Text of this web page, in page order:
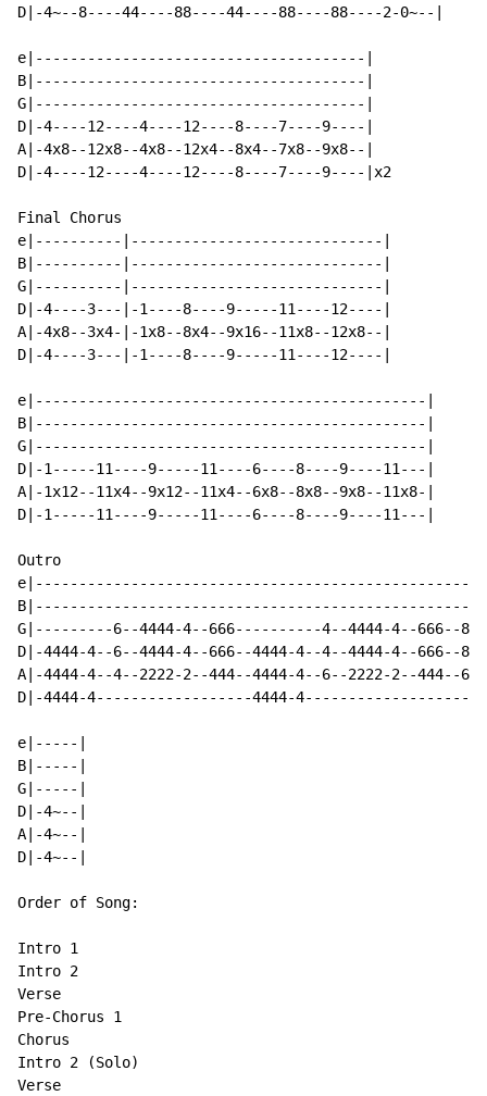
D|-4~--8----44----88----44----88----88----2-0~--|
e|--------------------------------------|
B|--------------------------------------|
G|--------------------------------------|
D|-4----12----4----12----8----7----9----|
A|-4x8--12x8--4x8--12x4--8x4--7x8--9x8--|
D|-4----12----4----12----8----7----9----|x2
Final Chorus
e|----------|-----------------------------|
B|----------|-----------------------------|
G|----------|-----------------------------|
D|-4----3---|-1----8----9-----11----12----|
A|-4x8--3x4-|-1x8--8x4--9x16--11x8--12x8--|
D|-4----3---|-1----8----9-----11----12----|
e|---------------------------------------------|
B|---------------------------------------------|
G|---------------------------------------------|
D|-1-----11----9-----11----6----8----9----11---|
A|-1x12--11x4--9x12--11x4--6x8--8x8--9x8--11x8-|
D|-1-----11----9-----11----6----8----9----11---|
Outro
G|---------6--4444-4--666----------4--4444-4--666--
D|-4444-4--6--4444-4--666--4444-4--4--4444-4--666--
A|-4444-4--4--2222-2--444--4444-4--6--2222-2--444--
D|-4444-4------------------4444-
e|-----|
B|-----|
G|-----|
D|-4~--|
A|-4~--|
D|-4~--|
Order of Song:
Intro 1
Intro 2
Verse
Pre-Chorus 1
Chorus
Intro 2 (Solo)
Verse